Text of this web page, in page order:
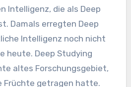
Intelligenz, die als Deep
Damals erregten Deep
Intelligenz noch nicht
heute. Deep Studying
altes Forschungsgebiet,
Früchte getragen hatte.